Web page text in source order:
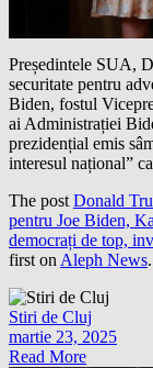
Președintele SUA,
securitate pentru
Biden, fostul
ai Administrației
prezidențial emis
interesul național”
The post Donald
pentru Joe Biden,
democrați de top,
first on Aleph News.
Stiri de Cluj
martie 23, 2025
Read More